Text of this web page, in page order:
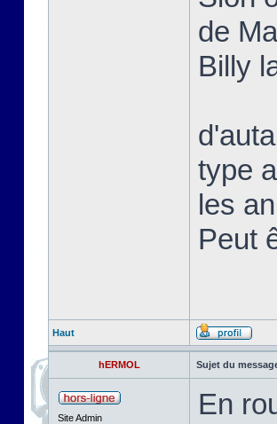
de
Billy
type
les
Peut
Haut
hERMOL Sujet du
Site Admin En